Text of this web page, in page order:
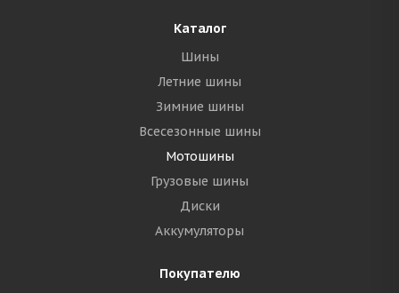
Каталог
Шины
Летние шины
Зимние шины
Всесезонные шины
Мотошины
Грузовые шины
Диски
Аккумуляторы
Покупателю